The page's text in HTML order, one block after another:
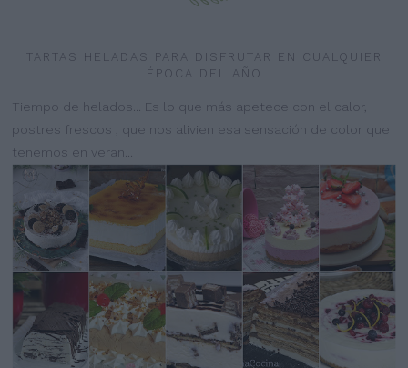
TARTAS HELADAS PARA DISFRUTAR EN CUALQUIER
ÉPOCA DEL AÑO
Tiempo de helados... Es lo que más apetece con el calor,
postres frescos , que nos alivien esa sensación de color que
tenemos en veran...